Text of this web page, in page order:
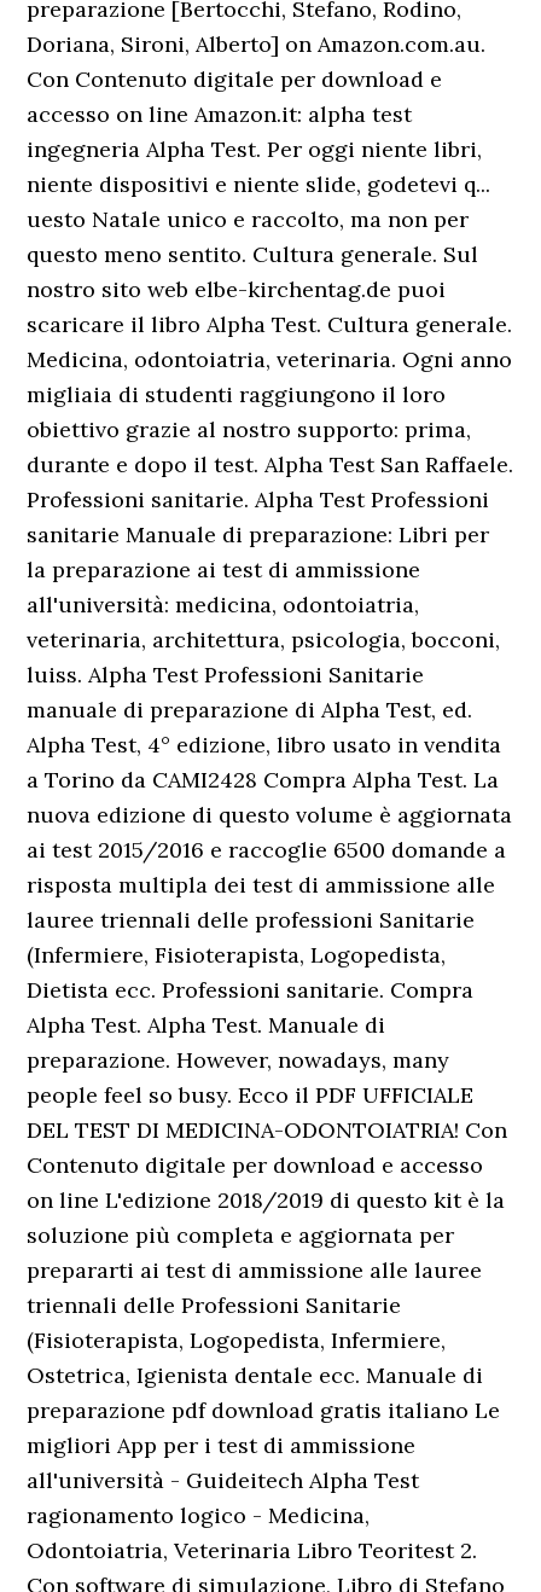
preparazione [Bertocchi, Stefano, Rodino,
Doriana, Sironi, Alberto] on Amazon.com.au.
Con Contenuto digitale per download e
accesso on line Amazon.it: alpha test
ingegneria Alpha Test. Per oggi niente libri,
niente dispositivi e niente slide, godetevi q...
uesto Natale unico e raccolto, ma non per
questo meno sentito. Cultura generale. Sul
nostro sito web elbe-kirchentag.de puoi
scaricare il libro Alpha Test. Cultura generale.
Medicina, odontoiatria, veterinaria. Ogni anno
migliaia di studenti raggiungono il loro
obiettivo grazie al nostro supporto: prima,
durante e dopo il test. Alpha Test San Raffaele.
Professioni sanitarie. Alpha Test Professioni
sanitarie Manuale di preparazione: Libri per
la preparazione ai test di ammissione
all'università: medicina, odontoiatria,
veterinaria, architettura, psicologia, bocconi,
luiss. Alpha Test Professioni Sanitarie
manuale di preparazione di Alpha Test, ed.
Alpha Test, 4° edizione, libro usato in vendita
a Torino da CAMI2428 Compra Alpha Test. La
nuova edizione di questo volume è aggiornata
ai test 2015/2016 e raccoglie 6500 domande a
risposta multipla dei test di ammissione alle
lauree triennali delle professioni Sanitarie
(Infermiere, Fisioterapista, Logopedista,
Dietista ecc. Professioni sanitarie. Compra
Alpha Test. Alpha Test. Manuale di
preparazione. However, nowadays, many
people feel so busy. Ecco il PDF UFFICIALE
DEL TEST DI MEDICINA-ODONTOIATRIA! Con
Contenuto digitale per download e accesso
on line L'edizione 2018/2019 di questo kit è la
soluzione più completa e aggiornata per
prepararti ai test di ammissione alle lauree
triennali delle Professioni Sanitarie
(Fisioterapista, Logopedista, Infermiere,
Ostetrica, Igienista dentale ecc. Manuale di
preparazione pdf download gratis italiano Le
migliori App per i test di ammissione
all'università - Guideitech Alpha Test
ragionamento logico - Medicina,
Odontoiatria, Veterinaria Libro Teoritest 2.
Con software di simulazione, Libro di Stefano